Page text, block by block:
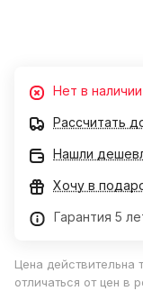
Нет в наличии
Рассчитать
Нашли
Хочу в
Гарантия 5
Цена действительна
отличаться от цен в